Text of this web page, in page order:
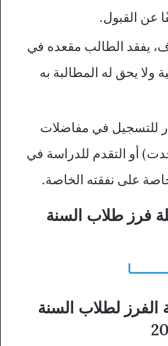
عن القبول.
يفقد الطالب مقعده في
ولا يحق له المطالبة به
للتسجيل في مفاضلات
أو التقدم للدراسة في
على نفقته الخاصة.
فرز طلاب السنة
الفرز لطلاب السنة